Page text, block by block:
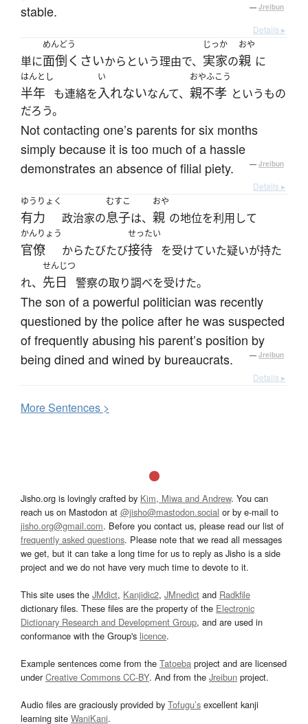
stable.
— Jreibun
Details ▸
単に
めんどう
面倒くさいからという理由で、
じっか
実家の
おや
親 に
はんとし
半年 も連絡を
い
入れないなんて、
おやふこう
親不孝 というもの
だろう。
Not contacting one’s parents for six months
simply because it is too much of a hassle
demonstrates an absence of filial piety.
— Jreibun
Details ▸
ゆうりょく
有力 政治家の
むすこ
息子は、
おや
親 の地位を利用して
かんりょう
官僚 からたびたび
せったい
接待 を受けていた疑いが持た
れ、
せんじつ
先日 警察の取り調べを受けた。
The son of a powerful politician was recently
questioned by the police after he was suspected
of frequently abusing his parent’s position by
being dined and wined by bureaucrats.
— Jreibun
Details ▸
MoreSentences >
Jisho.org is lovingly crafted by Kim, Miwa and Andrew. You can
reach us on Mastodon at @jisho@mastodon.social or by e-mail to
jisho.org@gmail.com. Before you contact us, please read our list of
frequently asked questions. Please note that we read all messages
we get, but it can take a long time for us to reply as Jisho is a side
project and we do not have very much time to devote to it.
This site uses the JMdict, Kanjidic2, JMnedict and Radkfile
dictionary files. These files are the property of the Electronic
Dictionary Research and Development Group, and are used in
conformance with the Group's licence.
Example sentences come from the Tatoeba project and are licensed
underCreative Commons CC-BY. And from the Jreibun project.
Audio files are graciously provided by Tofugu’s excellent kanji
learning site WaniKani.